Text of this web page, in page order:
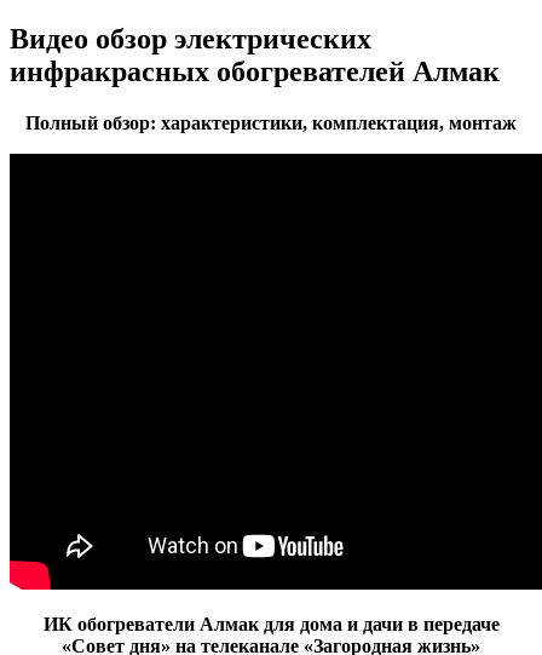
Видео обзор электрических
инфракрасных обогревателей Алмак
Полный обзор: характеристики, комплектация, монтаж
ИК обогреватели Алмак для дома и дачи в передаче
«Совет дня» на телеканале «Загородная жизнь»